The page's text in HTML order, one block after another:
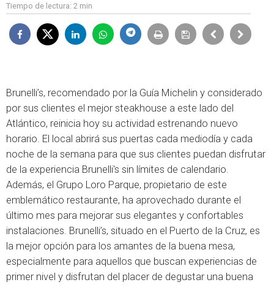
Tiempo de lectura: 2 min
Brunelli’s, recomendado por la Guía Michelin y considerado
por sus clientes el mejor steakhouse a este lado del
Atlántico, reinicia hoy su actividad estrenando nuevo
horario. El local abrirá sus puertas cada mediodía y cada
noche de la semana para que sus clientes puedan disfrutar
de la experiencia Brunelli's sin límites de calendario.
Además, el Grupo Loro Parque, propietario de este
emblemático restaurante, ha aprovechado durante el
último mes para mejorar sus elegantes y confortables
instalaciones. Brunelli’s, situado en el Puerto de la Cruz, es
la mejor opción para los amantes de la buena mesa,
especialmente para aquellos que buscan experiencias de
primer nivel y disfrutan del placer de degustar una buena